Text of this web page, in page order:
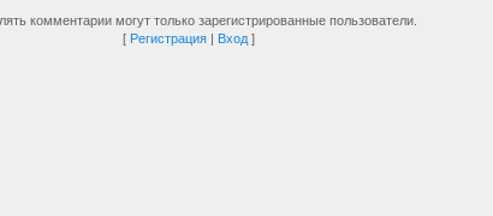
комментарии могут только зарегистрированные пользователи.
[ Регистрация | Вход ]